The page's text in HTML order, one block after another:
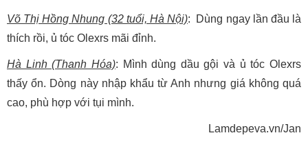
Võ Thị Hồng Nhung (32 tuổi, Hà Nội): Dùng ngay lần đầu là
thích rồi, ủ tóc Olexrs mãi đỉnh.
Hà Linh (Thanh Hóa): Mình dùng dầu gội và ủ tóc Olexrs
thấy ổn. Dòng này nhập khẩu từ Anh nhưng giá không quá
cao, phù hợp với tụi mình.
Lamdepeva.vn/Jan